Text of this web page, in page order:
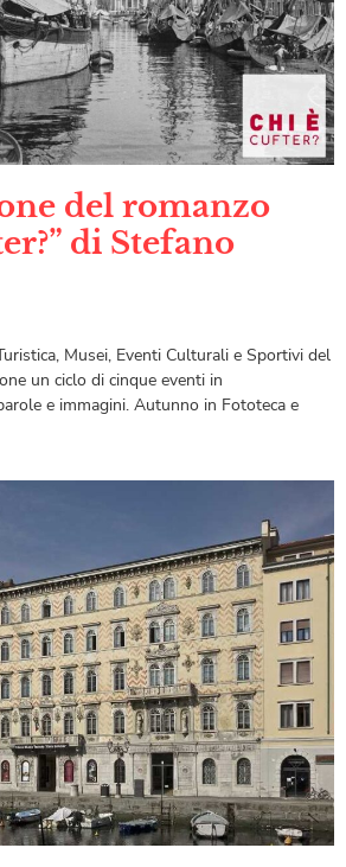
del romanzo
di Stefano
Musei, Eventi Culturali e Sportivi del
un ciclo di cinque eventi in
e immagini. Autunno in Fototeca e